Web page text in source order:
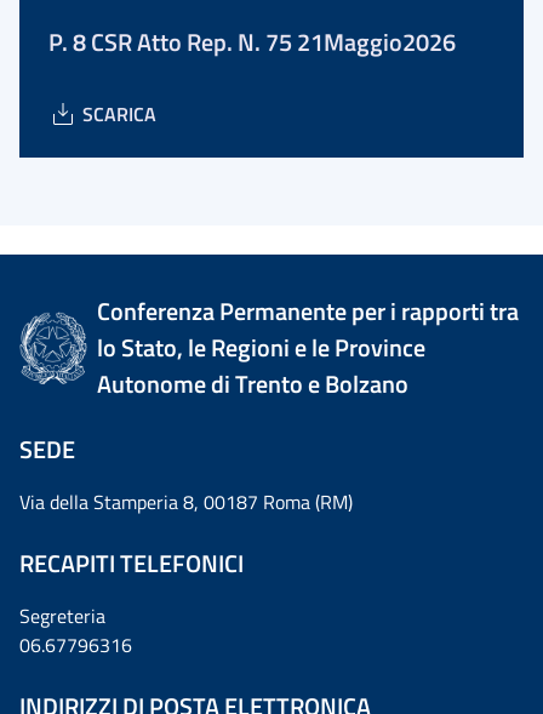
P. 8 CSR Atto Rep. N. 75 21Maggio2026
SCARICA
Conferenza Permanente per i rapporti tra
lo Stato, le Regioni e le Province
Autonome di Trento e Bolzano
SEDE
Via della Stamperia 8, 00187 Roma (RM)
RECAPITI TELEFONICI
Segreteria
06.67796316
INDIRIZZI DI POSTA ELETTRONICA